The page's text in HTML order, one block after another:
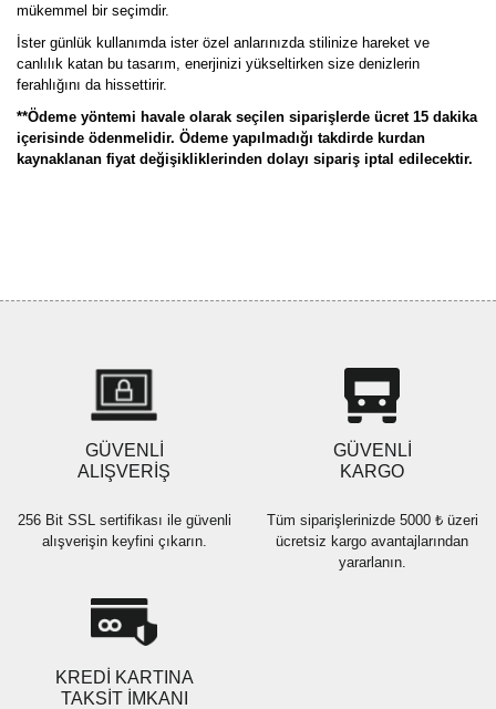
mükemmel bir seçimdir.
İster günlük kullanımda ister özel anlarınızda stilinize hareket ve
canlılık katan bu tasarım, enerjinizi yükseltirken size denizlerin
ferahlığını da hissettirir.
**Ödeme yöntemi havale olarak seçilen siparişlerde ücret 15 dakika
içerisinde ödenmelidir. Ödeme yapılmadığı takdirde kurdan
kaynaklanan fiyat değişikliklerinden dolayı sipariş iptal edilecektir.
Ürün açıklamasında eksik bilgiler bulunuyor.
Ürün bilgilerinde hatalar bulunuyor.
Ürün fiyatı diğer sitelerden daha pahalı.
Bu ürüne benzer farklı alternatifler olmalı.
GÜVENLİ
ALIŞVERİŞ
256 Bit SSL sertifikası ile güvenli
alışverişin keyfini çıkarın.
GÜVENLİ
KARGO
Tüm siparişlerinizde 5000 ₺ üzeri
ücretsiz kargo avantajlarından
yararlanın.
KREDİ KARTINA
TAKSİT İMKANI